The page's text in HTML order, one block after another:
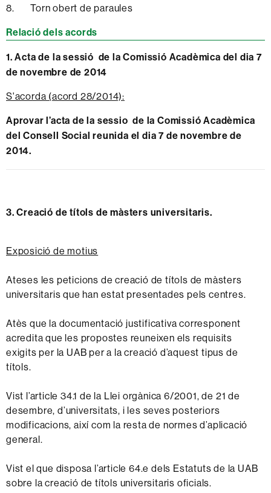
8. Torn obert de paraules
Relació dels acords
1. Acta de la sessió de la Comissió Acadèmica del dia 7
de novembre de 2014
S'acorda (acord 28/2014):
Aprovar l’acta de la sessio de la Comissió Acadèmica
del Consell Social reunida el dia 7 de novembre de
2014.
3. Creació de títols de màsters universitaris.
Exposició de motius
Ateses les peticions de creació de títols de màsters
universitaris que han estat presentades pels centres.
Atès que la documentació justificativa corresponent
acredita que les propostes reuneixen els requisits
exigits per la UAB per a la creació d’aquest tipus de
títols.
Vist l’article 34.1 de la Llei orgànica 6/2001, de 21 de
desembre, d’universitats, i les seves posteriors
modificacions, així com la resta de normes d’aplicació
general.
Vist el que disposa l’article 64.e dels Estatuts de la UAB
sobre la creació de títols universitaris oficials.